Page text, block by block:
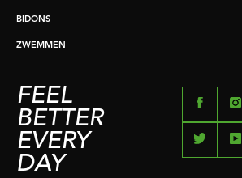
BIDONS
ZWEMMEN
FEEL
BETTER
EVERY
DAY